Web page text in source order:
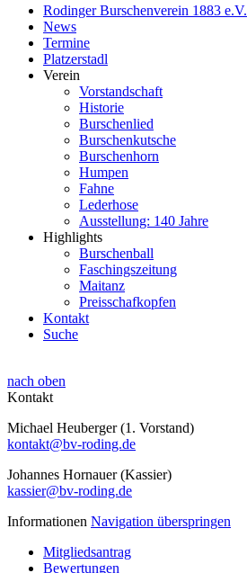
Rodinger Burschenverein 1883 e.V.
News
Termine
Platzerstadl
Verein
Vorstandschaft
Historie
Burschenlied
Burschenkutsche
Burschenhorn
Humpen
Fahne
Lederhose
Ausstellung: 140 Jahre
Highlights
Burschenball
Faschingszeitung
Maitanz
Preisschafkopfen
Kontakt
Suche
nach oben
Kontakt
Michael Heuberger (1. Vorstand)
kontakt@bv-roding.de
Johannes Hornauer (Kassier)
kassier@bv-roding.de
Informationen Navigation überspringen
Mitgliedsantrag
Bewertungen